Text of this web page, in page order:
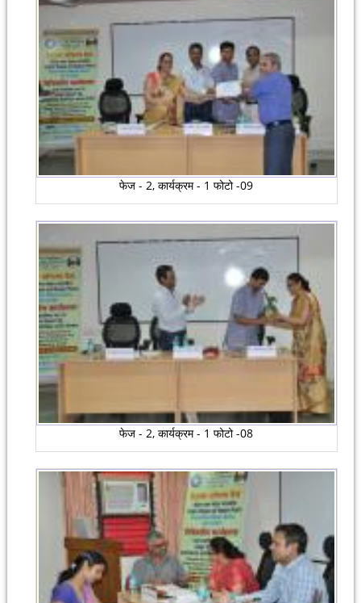
फेज - 2, कार्यक्रम - 1 फोटो -09
फेज - 2, कार्यक्रम - 1 फोटो -08